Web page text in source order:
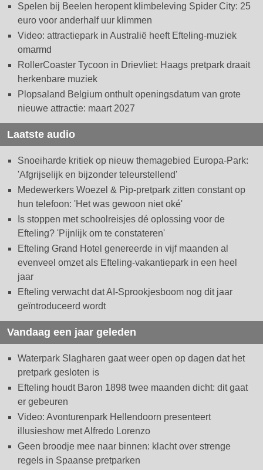
Spelen bij Beelen heropent klimbeleving Spider City: 25
euro voor anderhalf uur klimmen
Video: attractiepark in Australië heeft Efteling-muziek
omarmd
RollerCoaster Tycoon in Drievliet: Haags pretpark draait
herkenbare muziek
Plopsaland Belgium onthult openingsdatum van grote
nieuwe attractie: maart 2027
Laatste audio
Snoeiharde kritiek op nieuw themagebied Europa-Park:
'Afgrijselijk en bijzonder teleurstellend'
Medewerkers Woezel & Pip-pretpark zitten constant op
hun telefoon: 'Het was gewoon niet oké'
Is stoppen met schoolreisjes dé oplossing voor de
Efteling? 'Pijnlijk om te constateren'
Efteling Grand Hotel genereerde in vijf maanden al
evenveel omzet als Efteling-vakantiepark in een heel
jaar
Efteling verwacht dat AI-Sprookjesboom nog dit jaar
geïntroduceerd wordt
Vandaag een jaar geleden
Waterpark Slagharen gaat weer open op dagen dat het
pretpark gesloten is
Efteling houdt Baron 1898 twee maanden dicht: dit gaat
er gebeuren
Video: Avonturenpark Hellendoorn presenteert
illusieshow met Alfredo Lorenzo
Geen broodje mee naar binnen: klacht over strenge
regels in Spaanse pretparken